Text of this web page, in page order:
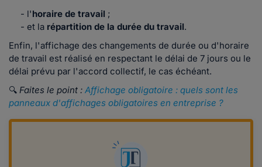
- l'horaire de travail ;
- et la répartition de la durée du travail.
Enfin, l'affichage des changements de durée ou d'horaire
de travail est réalisé en respectant le délai de 7 jours ou le
délai prévu par l'accord collectif, le cas échéant.
🔍 Faites le point : Affichage obligatoire : quels sont les
panneaux d'affichages obligatoires en entreprise ?